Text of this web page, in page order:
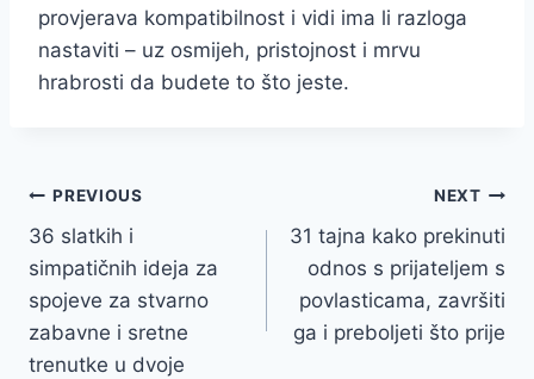
provjerava kompatibilnost i vidi ima li razloga
nastaviti – uz osmijeh, pristojnost i mrvu
hrabrosti da budete to što jeste.
Post
navigation
PREVIOUS
36 slatkih i
simpatičnih ideja za
spojeve za stvarno
zabavne i sretne
trenutke u dvoje
NEXT
31 tajna kako prekinuti
odnos s prijateljem s
povlasticama, završiti
ga i preboljeti što prije